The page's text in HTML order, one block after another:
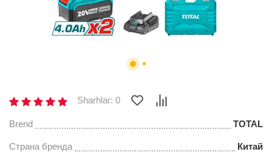
Sharhlar: 0
Brend TOTAL
Страна бренда Китай